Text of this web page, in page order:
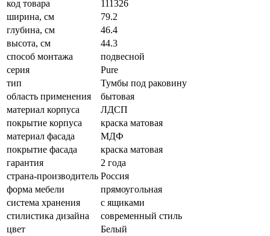
код товара
111326
ширина, см
79.2
глубина, см
46.4
высота, см
44.3
способ монтажа
подвесной
серия
Pure
тип
Тумбы под раковину
область применения
бытовая
материал корпуса
ЛДСП
покрытие корпуса
краска матовая
материал фасада
МДФ
покрытие фасада
краска матовая
гарантия
2 года
страна-производитель Россия
форма мебели
прямоугольная
система хранения
с ящиками
стилистика дизайна
современный стиль
цвет
Белый